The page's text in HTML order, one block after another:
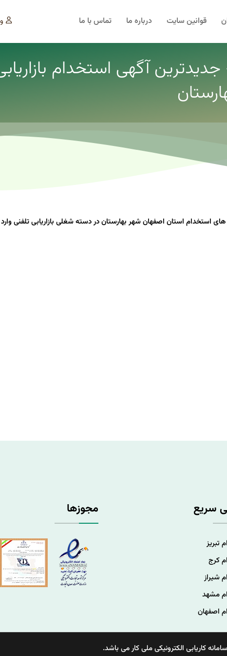
قوانین سایت درباره ما تماس با ما
آگهی استخدام
استخدام استان اصفهان شهر بهارستان در دسته شغلی بازاریابی تلفنی
سریع
تبریز
کرج
شیراز
مشهد
اصفهان
مجوزها
کاریابی الکترونیکی ملی کار می باشد.